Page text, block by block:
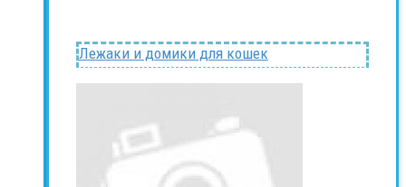
Лежаки и домики для кошек